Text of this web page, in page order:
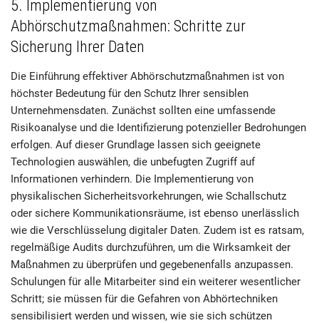
5. Implementierung von
Abhörschutzmaßnahmen: Schritte zur
Sicherung Ihrer Daten
Die Einführung effektiver Abhörschutzmaßnahmen ist von
höchster Bedeutung für den Schutz Ihrer sensiblen
Unternehmensdaten. Zunächst sollten eine umfassende
Risikoanalyse und die Identifizierung potenzieller Bedrohungen
erfolgen. Auf dieser Grundlage lassen sich geeignete
Technologien auswählen, die unbefugten Zugriff auf
Informationen verhindern. Die Implementierung von
physikalischen Sicherheitsvorkehrungen, wie Schallschutz
oder sichere Kommunikationsräume, ist ebenso unerlässlich
wie die Verschlüsselung digitaler Daten. Zudem ist es ratsam,
regelmäßige Audits durchzuführen, um die Wirksamkeit der
Maßnahmen zu überprüfen und gegebenenfalls anzupassen.
Schulungen für alle Mitarbeiter sind ein weiterer wesentlicher
Schritt; sie müssen für die Gefahren von Abhörtechniken
sensibilisiert werden und wissen, wie sie sich schützen